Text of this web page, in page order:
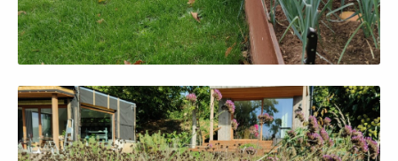
Afficher en grand